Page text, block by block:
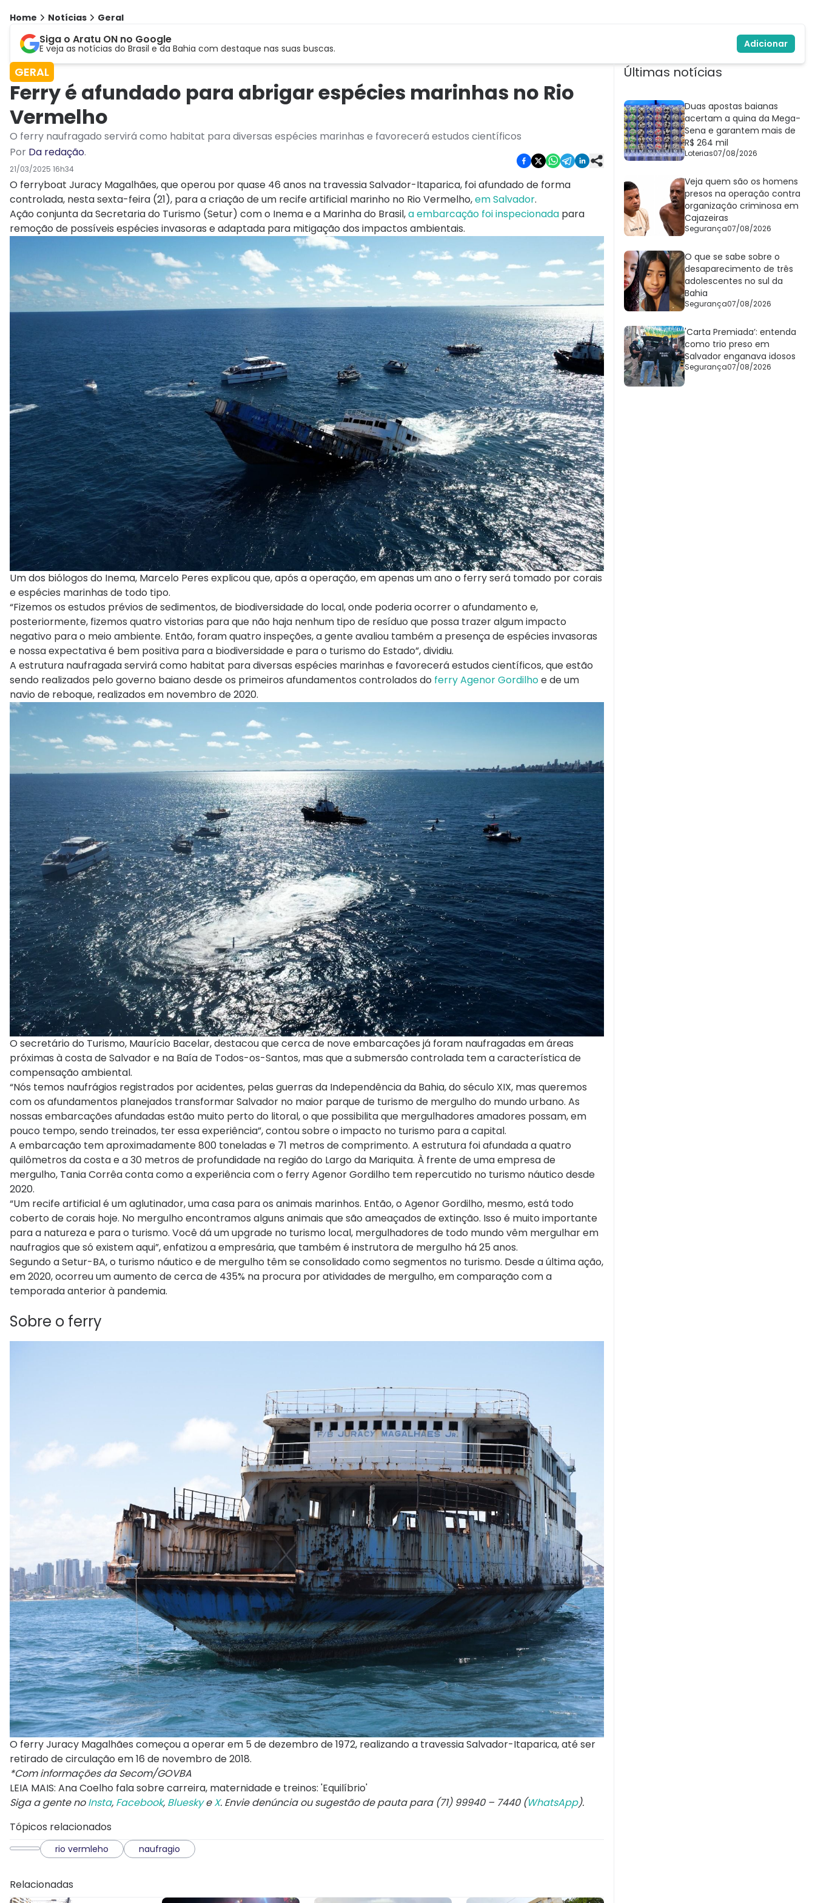
Home Notícias Geral
Siga o Aratu ON no Google
E veja as notícias do Brasil e da Bahia com destaque nas suas buscas. Adicionar
GERAL
Ferry é afundado para abrigar espécies marinhas no Rio
Vermelho
O ferry naufragado servirá como habitat para diversas espécies marinhas e favorecerá estudos científicos
Por Da redação.
21/03/2025 16h34
O ferryboat Juracy Magalhães, que operou por quase 46 anos na travessia Salvador-Itaparica, foi afundado de forma
controlada, nesta sexta-feira (21), para a criação de um recife artificial marinho no Rio Vermelho,em Salvador.
Ação conjunta da Secretaria do Turismo (Setur) com o Inema e a Marinha do Brasil,a embarcação foi inspecionada para
remoção de possíveis espécies invasoras e adaptada para mitigação dos impactos ambientais.
Um dos biólogos do Inema, Marcelo Peres explicou que, após a operação, em apenas um ano o ferry será tomado por corais
e espécies marinhas de todo tipo.
“Fizemos os estudos prévios de sedimentos, de biodiversidade do local, onde poderia ocorrer o afundamento e,
posteriormente, fizemos quatro vistorias para que não haja nenhum tipo de resíduo que possa trazer algum impacto
negativo para o meio ambiente. Então, foram quatro inspeções, a gente avaliou também a presença de espécies invasoras
e nossa expectativa é bem positiva para a biodiversidade e para o turismo do Estado”, dividiu.
A estrutura naufragada servirá como habitat para diversas espécies marinhas e favorecerá estudos científicos, que estão
sendo realizados pelo governo baiano desde os primeiros afundamentos controlados do ferry Agenor Gordilhoe de um
navio de reboque, realizados em novembro de 2020.
O secretário do Turismo, Maurício Bacelar, destacou que cerca de nove embarcações já foram naufragadas em áreas
próximas à costa de Salvador e na Baía de Todos-os-Santos, mas que a submersão controlada tem a característica de
compensação ambiental.
“Nós temos naufrágios registrados por acidentes, pelas guerras da Independência da Bahia, do século XIX, mas queremos
com os afundamentos planejados transformar Salvador no maior parque de turismo de mergulho do mundo urbano. As
nossas embarcações afundadas estão muito perto do litoral, o que possibilita que mergulhadores amadores possam, em
pouco tempo, sendo treinados, ter essa experiência”, contou sobre o impacto no turismo para a capital.
A embarcação tem aproximadamente 800 toneladas e 71 metros de comprimento. A estrutura foi afundada a quatro
quilômetros da costa e a 30 metros de profundidade na região do Largo da Mariquita. À frente de uma empresa de
mergulho, Tania Corrêa conta como a experiência com o ferry Agenor Gordilho tem repercutido no turismo náutico desde
2020.
“Um recife artificial é um aglutinador, uma casa para os animais marinhos. Então, o Agenor Gordilho, mesmo, está todo
coberto de corais hoje. No mergulho encontramos alguns animais que são ameaçados de extinção. Isso é muito importante
para a natureza e para o turismo. Você dá um upgrade no turismo local, mergulhadores de todo mundo vêm mergulhar em
naufragios que só existem aqui”, enfatizou a empresária, que também é instrutora de mergulho há 25 anos.
Segundo a Setur-BA, o turismo náutico e de mergulho têm se consolidado como segmentos no turismo. Desde a última ação,
em 2020, ocorreu um aumento de cerca de 435% na procura por atividades de mergulho, em comparação com a
temporada anterior à pandemia.
Sobre o ferry
O ferry Juracy Magalhães começou a operar em 5 de dezembro de 1972, realizando a travessia Salvador-Itaparica, até ser
retirado de circulação em 16 de novembro de 2018.
*Com informações da Secom/GOVBA
LEIA MAIS: Ana Coelho fala sobre carreira, maternidade e treinos: 'Equilíbrio'
Siga a gente noInsta, Facebook, BlueskyeX. Envie denúncia ou sugestão de pauta para (71) 99940 – 7440 (WhatsApp).
Tópicos relacionados
rio vermleho naufragio
Relacionadas
Últimas notícias
Duas apostas baianas
acertam a quina da Mega-
Sena e garantem mais de
R$ 264 mil
Loterias07/08/2026
Veja quem são os homens
presos na operação contra
organização criminosa em
Cajazeiras
Segurança07/08/2026
O que se sabe sobre o
desaparecimento de três
adolescentes no sul da
Bahia
Segurança07/08/2026
'Carta Premiada’: entenda
como trio preso em
Salvador enganava idosos
Segurança07/08/2026